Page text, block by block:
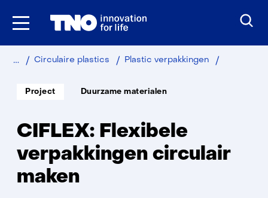
Ga
Home
Duurzaam
IndustrieCirculaire plastics Plastic verpakkingen
Soort
project:
Project
Thema:
Duurzame materialen
CIFLEX: Flexibele
verpakkingen circulair
maken